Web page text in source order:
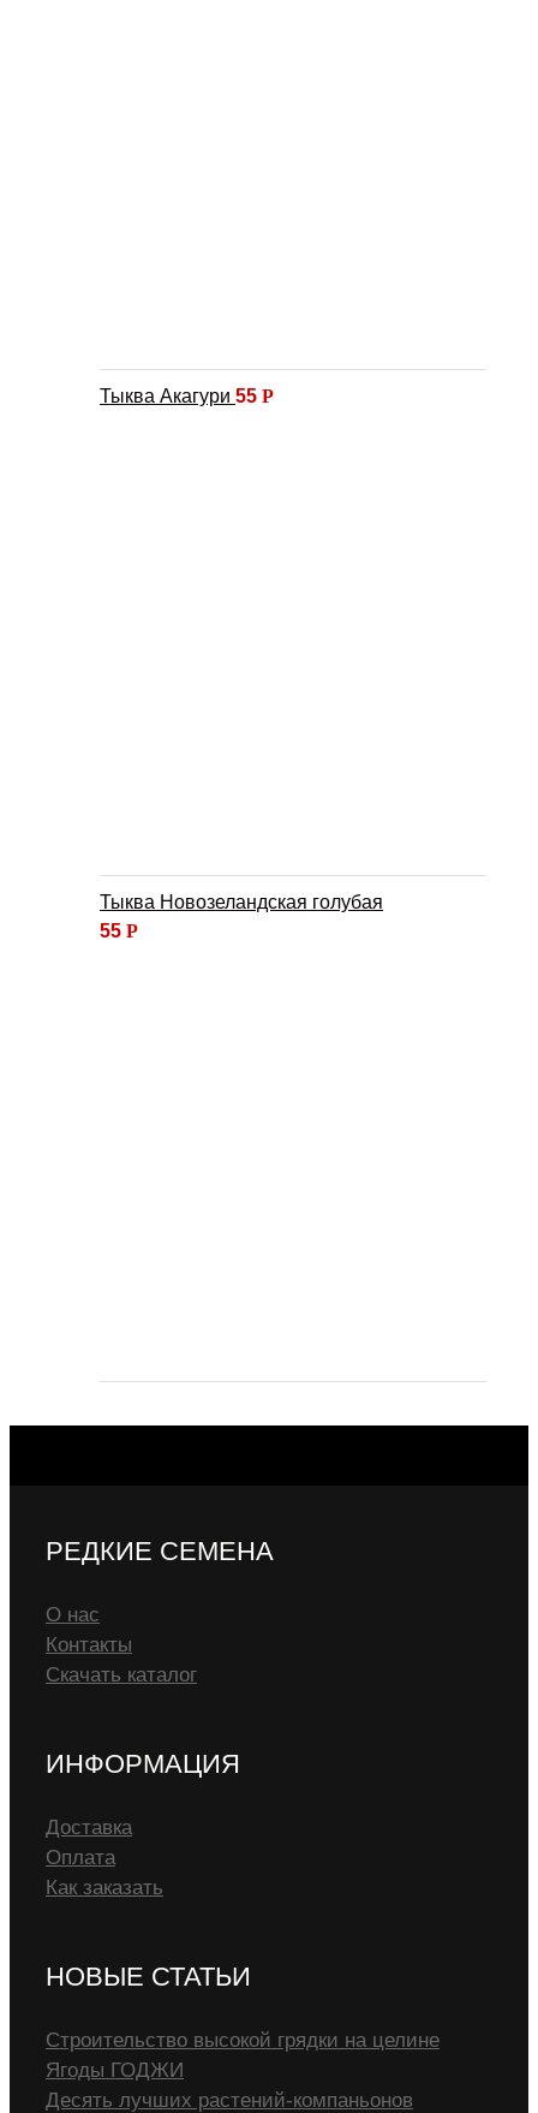
Тыква Акагури 55 Р
Тыква Новозеландская голубая
55 Р
РЕДКИЕ СЕМЕНА
О нас
Контакты
Скачать каталог
ИНФОРМАЦИЯ
Доставка
Оплата
Как заказать
НОВЫЕ СТАТЬИ
Строительство высокой грядки на целине
Ягоды ГОДЖИ
Десять лучших растений-компаньонов